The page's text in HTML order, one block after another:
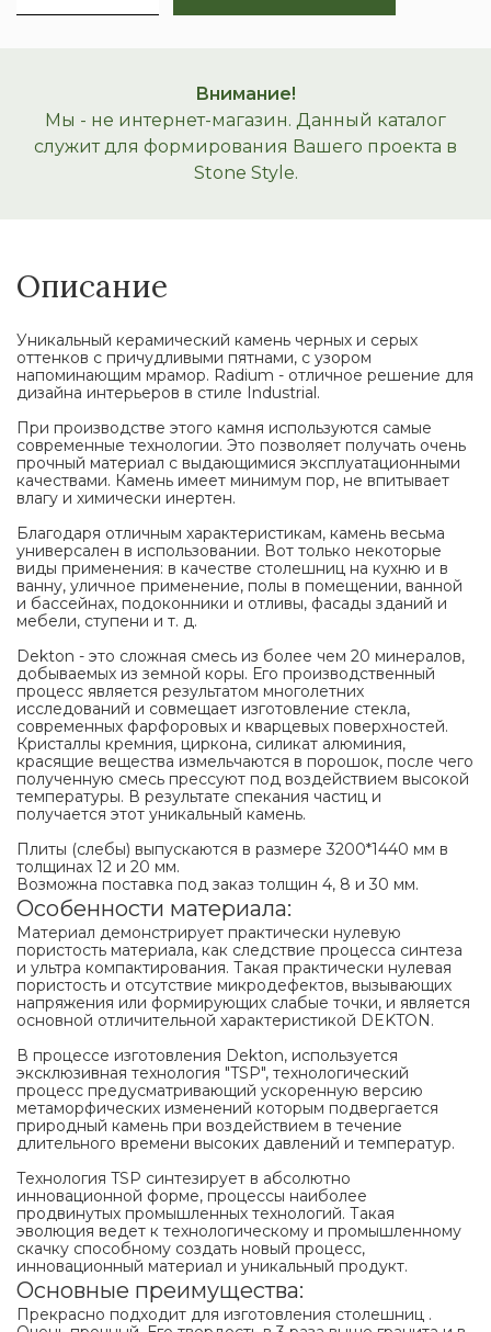
Внимание!
Мы - не интернет-магазин. Данный каталог
служит для формирования Вашего проекта в
Stone Style.
Описание
Уникальный керамический камень черных и серых
оттенков с причудливыми пятнами, с узором
напоминающим мрамор. Radium - отличное решение для
дизайна интерьеров в стиле Industrial.
При производстве этого камня используются самые
современные технологии. Это позволяет получать очень
прочный материал с выдающимися эксплуатационными
качествами. Камень имеет минимум пор, не впитывает
влагу и химически инертен.
Благодаря отличным характеристикам, камень весьма
универсален в использовании. Вот только некоторые
виды применения: в качестве столешниц на кухню и в
ванну, уличное применение, полы в помещении, ванной
и бассейнах, подоконники и отливы, фасады зданий и
мебели, ступени и т. д.
Dekton - это сложная смесь из более чем 20 минералов,
добываемых из земной коры. Его производственный
процесс является результатом многолетних
исследований и совмещает изготовление стекла,
современных фарфоровых и кварцевых поверхностей.
Кристаллы кремния, циркона, силикат алюминия,
красящие вещества измельчаются в порошок, после чего
полученную смесь прессуют под воздействием высокой
температуры. В результате спекания частиц и
получается этот уникальный камень.
Плиты (слебы) выпускаются в размере 3200*1440 мм в
толщинах 12 и 20 мм.
Возможна поставка под заказ толщин 4, 8 и 30 мм.
Особенности материала:
Материал демонстрирует практически нулевую
пористость материала, как следствие процесса синтеза
и ультра компактирования. Такая практически нулевая
пористость и отсутствие микродефектов, вызывающих
напряжения или формирующих слабые точки, и является
основной отличительной характеристикой DEKTON.
В процессе изготовления Dekton, используется
эксклюзивная технология "TSP", технологический
процесс предусматривающий ускоренную версию
метаморфических изменений которым подвергается
природный камень при воздействием в течение
длительного времени высоких давлений и температур.
Технология TSP синтезирует в абсолютно
инновационной форме, процессы наиболее
продвинутых промышленных технологий. Такая
эволюция ведет к технологическому и промышленному
скачку способному создать новый процесс,
инновационный материал и уникальный продукт.
Основные преимущества:
Прекрасно подходит для изготовления столешниц .